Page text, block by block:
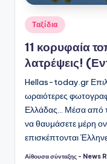
Αναρτήθηκε
σε
Ταξίδια
11 κορυφαία
λατρέψεις!
Hellas-today.gr
ωραιότερες
Ελλάδας... Μέσα από
να θαυμάσετε μέρη
επισκέπτονται
Συγγραφέας:
Αίθουσα σύνταξης - News